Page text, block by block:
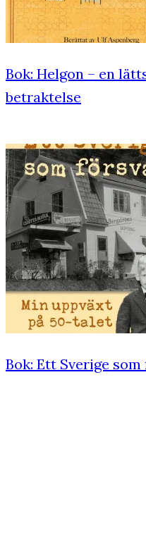
Bok: Helgon – en
betraktelse
Bok: Ett Sverige